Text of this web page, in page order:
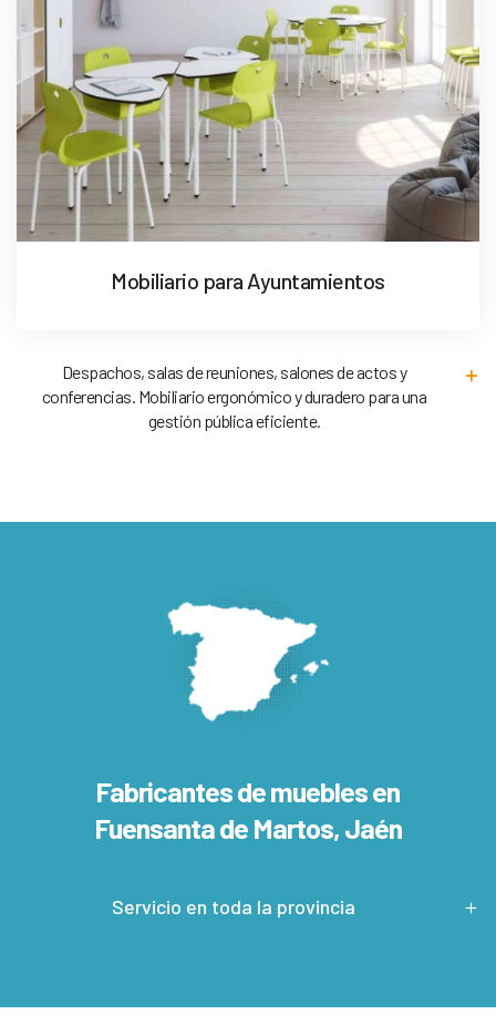
Mobiliario para Ayuntamientos
Despachos, salas de reuniones, salones de actos y
conferencias. Mobiliario ergonómico y duradero para una
gestión pública eficiente.
Fabricantes de muebles en
Fuensanta de Martos, Jaén
Servicio en toda la provincia